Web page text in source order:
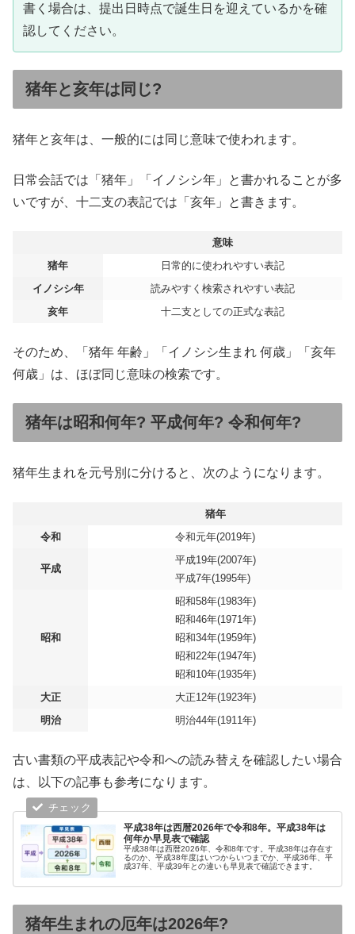
書く場合は、提出日時点で誕生日を迎えているかを確
認してください。
猪年と亥年は同じ?
猪年と亥年は、一般的には同じ意味で使われます。
日常会話では「猪年」「イノシシ年」と書かれることが多
いですが、十二支の表記では「亥年」と書きます。
意味
猪年
日常的に使われやすい表記
イノシシ年
読みやすく検索されやすい表記
亥年
十二支としての正式な表記
そのため、「猪年 年齢」「イノシシ生まれ 何歳」「亥年
何歳」は、ほぼ同じ意味の検索です。
猪年は昭和何年? 平成何年? 令和何年?
猪年生まれを元号別に分けると、次のようになります。
猪年
令和
令和元年(2019年)
平成
平成19年(2007年)
平成7年(1995年)
昭和
昭和58年(1983年)
昭和46年(1971年)
昭和34年(1959年)
昭和22年(1947年)
昭和10年(1935年)
大正
大正12年(1923年)
明治
明治44年(1911年)
古い書類の平成表記や令和への読み替えを確認したい場合
は、以下の記事も参考になります。
平成38年は西暦2026年で令和8年。平成38年は
何年か早見表で確認
平成38年は西暦2026年、令和8年です。平成38年は存在す
るのか、平成38年度はいつからいつまでか、平成36年、平
成37年、平成39年との違いも早見表で確認できます。
猪年生まれの厄年は2026年?